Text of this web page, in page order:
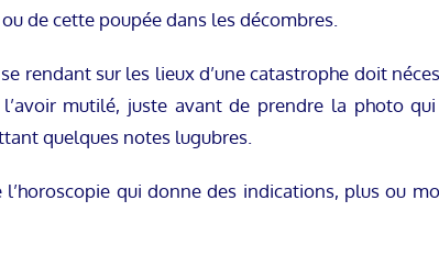
de cette poupée dans les décombres.
rendant sur les lieux d’une catastrophe doit
mutilé, juste avant de prendre la photo
quelques notes lugubres.
qui donne des indications, plus ou